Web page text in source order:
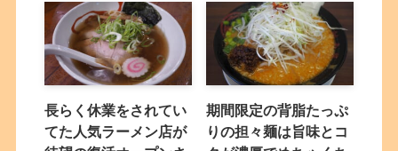
長らく休業をされてい
てた人気ラーメン店が
期間限定の背脂たっぷ
りの担々麺は旨味とコ